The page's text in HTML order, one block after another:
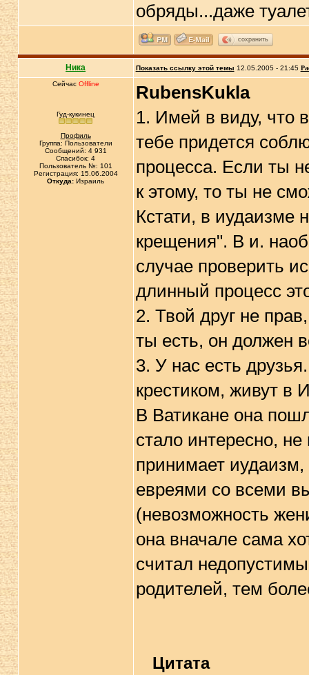
обряды...даже
сохранить
Ника Показать ссылку этой темы 12.05.2005 - 21:45
Сейчас Offline
Гуд-кукинец
Профиль
Группа: Пользователи
Сообщений: 4 931
Спасибок: 4
Пользователь №: 101
Регистрация: 15.06.2004
Откуда: Израиль
RubensKukla
1. Имей в виду, что
тебе придется
процесса. Если ты
к этому, то ты не
Кстати, в иудаизме
крещения". В и.
случае проверить
длинный процесс
2. Твой друг не
ты есть, он должен
3. У нас есть
крестиком, живут
В Ватикане она
стало интересно,
принимает
евреями со всеми
(невозможность
она вначале сама
считал
родителей, тем
Цитата